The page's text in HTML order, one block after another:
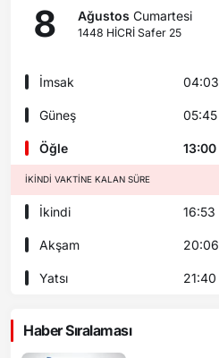
8 Ağustos Cumartesi
1448 HİCRİ Safer 25
İmsak 04:03
Güneş 05:45
Öğle 13:00
İKINDI VAKTINE KALAN SÜRE
İkindi 16:53
Akşam 20:06
Yatsı 21:40
Haber Sıralaması